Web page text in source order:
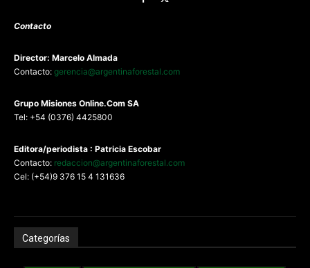
Contacto
Director: Marcelo Almada
Contacto: gerencia@argentinaforestal.com
Grupo Misiones Online.Com SA
Tel: +54 (0376) 4425800
Editora/periodista : Patricia Escobar
Contacto: redaccion@argentinaforestal.com
Cel: (+54)9 376 15 4 131636
Categorías